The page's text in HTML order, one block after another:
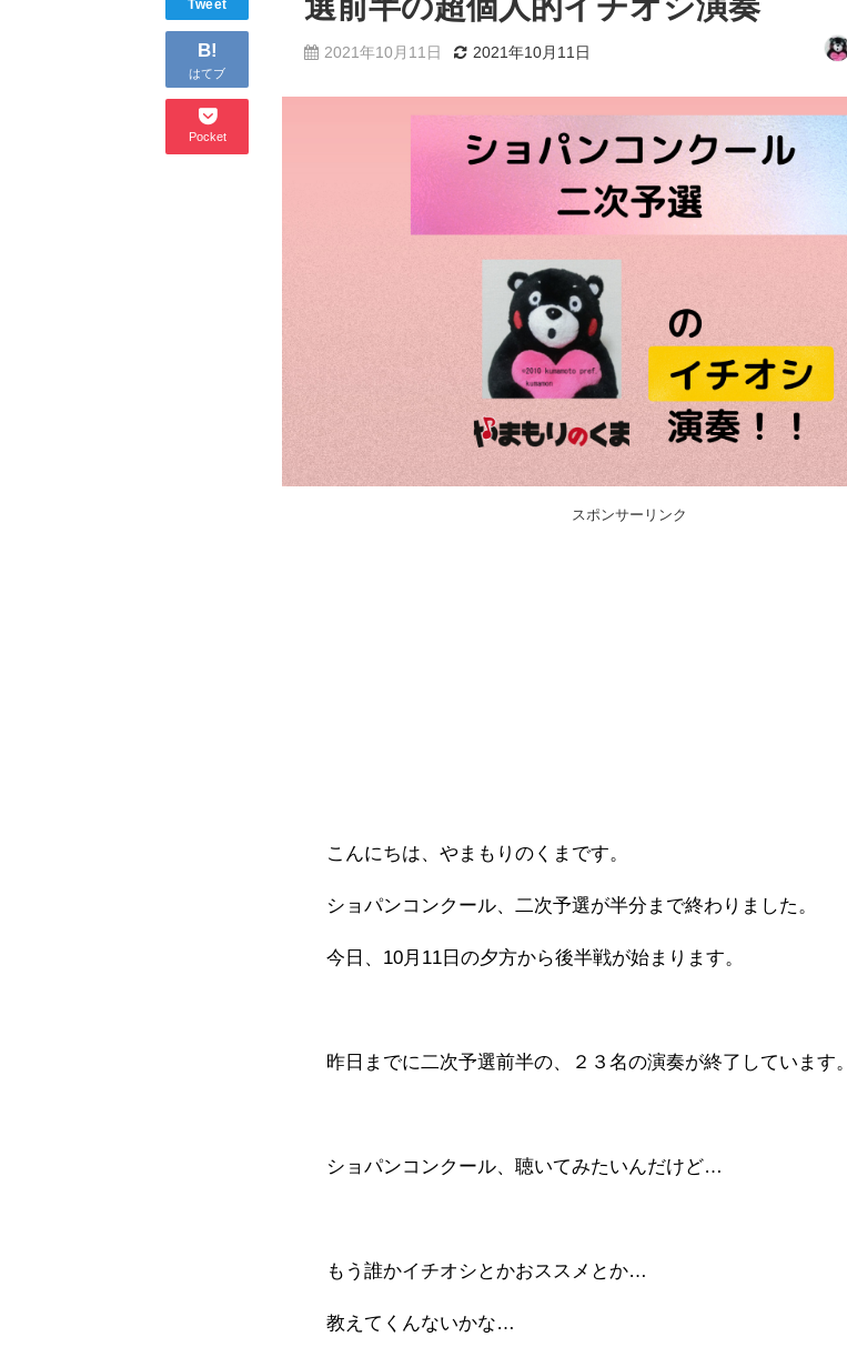
Tweet
B!
はてブ
Pocket
2021年10月11日 2021年10月11日
スポンサーリンク
こんにちは、やまもりのくまです。
ショパンコンクール、二次予選が半分まで終わりました。
今日、10月11日の夕方から後半戦が始まります。
昨日までに二次予選前半の、２３名の演奏が終了しています。
ショパンコンクール、聴いてみたいんだけど…
もう誰かイチオシとかおススメとか…
教えてくんないかな…